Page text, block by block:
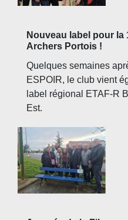
Nouveau label pour la
Archers Portois !
Quelques semaines
ESPOIR, le club vient
label régional ETAF-R
Est.